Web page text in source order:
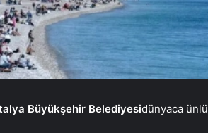
Büyükşehir Belediyesidünyaca ünlü